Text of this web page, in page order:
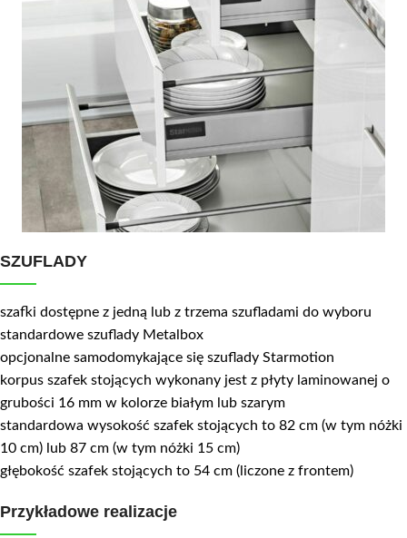
SZUFLADY
szafki dostępne z jedną lub z trzema szufladami do wyboru
standardowe szuflady Metalbox
opcjonalne samodomykające się szuflady Starmotion
korpus szafek stojących wykonany jest z płyty laminowanej o
grubości 16 mm w kolorze białym lub szarym
standardowa wysokość szafek stojących to 82 cm (w tym nóżki
10 cm) lub 87 cm (w tym nóżki 15 cm)
głębokość szafek stojących to 54 cm (liczone z frontem)
Przykładowe realizacje